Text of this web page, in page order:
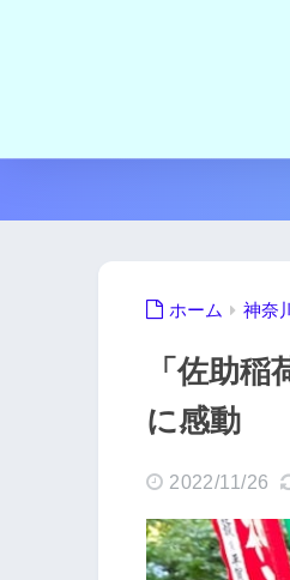
ホーム 神奈
「佐助
に感動
2022/11/26